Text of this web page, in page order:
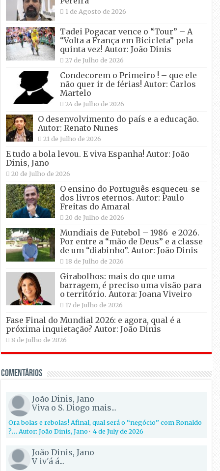
1 de Agosto de 2026
Tadei Pogacar vence o “Tour” – A
“Volta a França em Bicicleta” pela
quinta vez! Autor: João Dinis
27 de Julho de 2026
Condecorem o Primeiro ! – que ele
não quer ir de férias! Autor: Carlos
Martelo
24 de Julho de 2026
O desenvolvimento do país e a educação.
Autor: Renato Nunes
21 de Julho de 2026
E tudo a bola levou. E viva Espanha! Autor: João
Dinis, Jano
20 de Julho de 2026
O ensino do Português esqueceu-se
dos livros eternos. Autor: Paulo
Freitas do Amaral
20 de Julho de 2026
Mundiais de Futebol – 1986 e 2026.
Por entre a “mão de Deus” e a classe
de um “diabinho”. Autor: João Dinis
18 de Julho de 2026
Girabolhos: mais do que uma
barragem, é preciso uma visão para
o território. Autora: Joana Viveiro
17 de Julho de 2026
Fase Final do Mundial 2026: e agora, qual é a
próxima inquietação? Autor: João Dinis
8 de Julho de 2026
Comentários
João Dinis, Jano
Viva o S. Diogo mais...
Ora bolas e rebolas! Afinal, qual será o “negócio” com Ronaldo
?… Autor: João Dinis, Jano·4 de July de 2026
João Dinis, Jano
V iv'á á...